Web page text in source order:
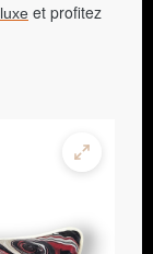
et profitez